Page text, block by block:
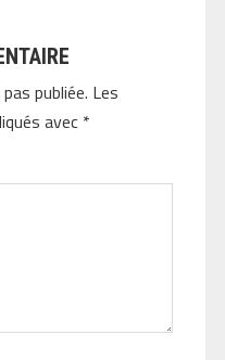
publiée. Les
avec *